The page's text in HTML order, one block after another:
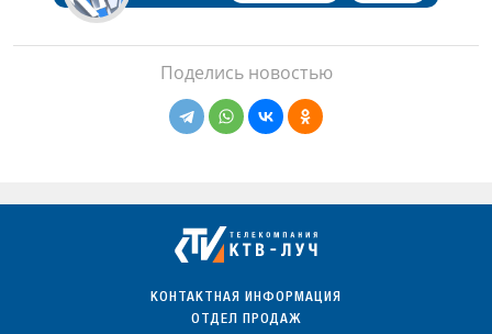
Поделись новостью
КОНТАКТНАЯ ИНФОРМАЦИЯ
ОТДЕЛ ПРОДАЖ